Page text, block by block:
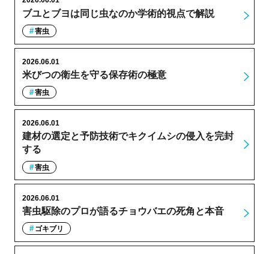
ブユとブヨは同じ虫なのか学術的視点で解説
害虫
米びつの衛生を守る保存術の極意
2026.06.01
害虫
建材の選定と予防技術でキクイムシの侵入を完封
する
2026.06.01
害虫
害虫駆除のプロが語るチョウバエの死角と本音
2026.06.01
ゴキブリ